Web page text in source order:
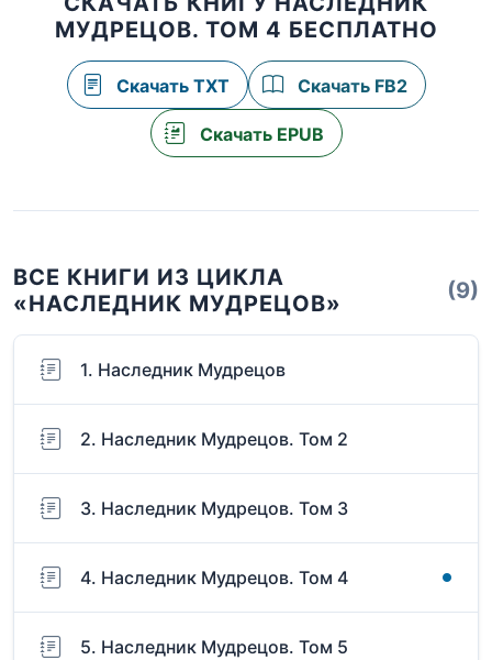
МУДРЕЦОВ. ТОМ 4 БЕСПЛАТНО
Скачать TXT Скачать FB2
Скачать EPUB
ВСЕ КНИГИ ИЗ ЦИКЛА
«НАСЛЕДНИК МУДРЕЦОВ»
(9)
1. Наследник Мудрецов
2. Наследник Мудрецов. Том 2
3. Наследник Мудрецов. Том 3
4. Наследник Мудрецов. Том 4
5. Наследник Мудрецов. Том 5